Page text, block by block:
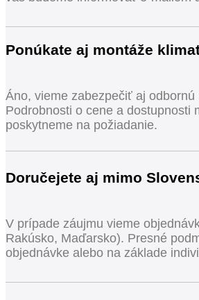
Ponúkate aj montáže
Áno, vieme zabezpečiť aj
Podrobnosti o cene a dostupnosti
poskytneme na požiadanie.
Doručejete aj mimo
V prípade záujmu vieme
Rakúsko, Maďarsko). Presné
objednávke alebo na základe